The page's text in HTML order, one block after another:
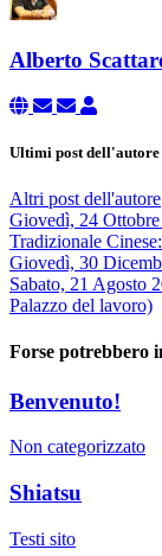
Alberto
Ultimi post dell'autore
Altri post dell'autore
Giovedì, 24
Tradizionale
Giovedì, 30
Sabato, 21 Agosto
Palazzo del lavoro)
Forse potrebbero
Benvenuto!
Non categorizzato
Shiatsu
Testi sito